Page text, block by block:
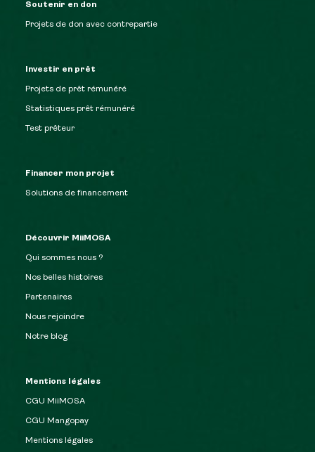
Soutenir en don
Projets de don avec contrepartie
Investir en prêt
Projets de prêt rémunéré
Statistiques prêt rémunéré
Test prêteur
Financer mon projet
Solutions de financement
Découvrir MiiMOSA
Qui sommes nous ?
Nos belles histoires
Partenaires
Nous rejoindre
Notre blog
Mentions légales
CGU MiiMOSA
CGU Mangopay
Mentions légales